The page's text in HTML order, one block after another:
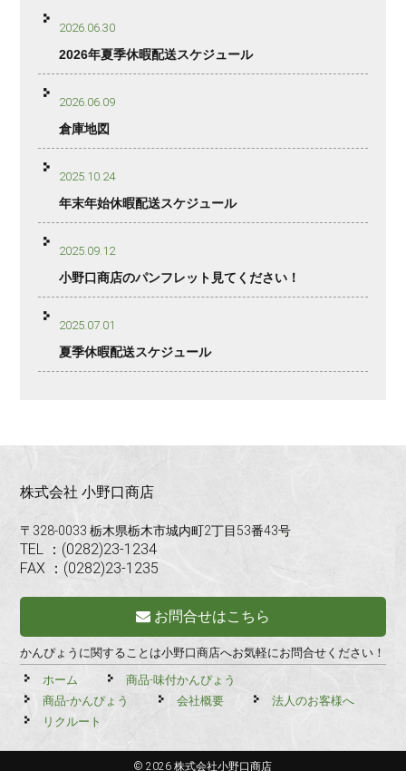
2026.06.30
2026年夏季休暇配送スケジュール
2026.06.09
倉庫地図
2025.10.24
年末年始休暇配送スケジュール
2025.09.12
小野口商店のパンフレット見てください！
2025.07.01
夏季休暇配送スケジュール
株式会社 小野口商店
〒328-0033 栃木県栃木市城内町2丁目53番43号
TEL ：(0282)23-1234
FAX ：(0282)23-1235
お問合せはこちら
かんぴょうに関することは小野口商店へお気軽にお問合せください！
ホーム
商品-味付かんぴょう
商品-かんぴょう
会社概要
法人のお客様へ
リクルート
© 2026 株式会社小野口商店